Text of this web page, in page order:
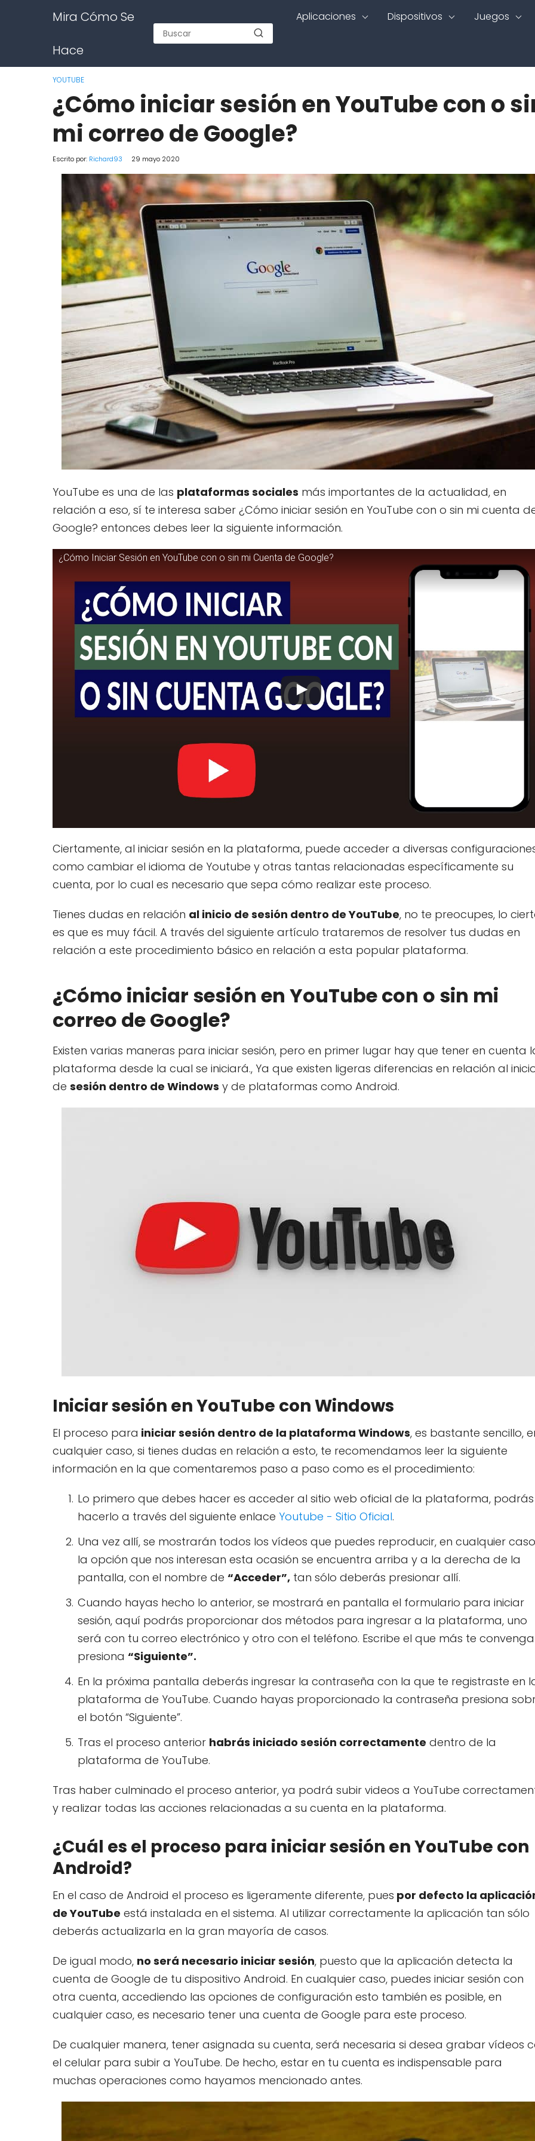
Mira Cómo Se
Hace
Aplicaciones Dispositivos Juegos
YOUTUBE
¿Cómo iniciar sesión en YouTube con o
mi correo de Google?
Escrito por: Richard93 29 mayo 2020
YouTube es una de las plataformas sociales más importantes de la actualidad, en
relación a eso, sí te interesa saber ¿Cómo iniciar sesión en YouTube con o sin mi cuenta
Google? entonces debes leer la siguiente información.
¿Cómo Iniciar Sesión en YouTube con o sin mi Cuenta de Google?
Ciertamente, al iniciar sesión en la plataforma, puede acceder a diversas
como cambiar el idioma de Youtube y otras tantas relacionadas específicamente su
cuenta, por lo cual es necesario que sepa cómo realizar este proceso.
Tienes dudas en relación al inicio de sesión dentro de YouTube, no te preocupes, lo
es que es muy fácil. A través del siguiente artículo trataremos de resolver tus dudas en
relación a este procedimiento básico en relación a esta popular plataforma.
¿Cómo iniciar sesión en YouTube con o sin mi
correo de Google?
Existen varias maneras para iniciar sesión, pero en primer lugar hay que tener en cuenta
plataforma desde la cual se iniciará., Ya que existen ligeras diferencias en relación al
de sesión dentro de Windows y de plataformas como Android.
Iniciar sesión en YouTube con Windows
El proceso para iniciar sesión dentro de la plataforma Windows, es bastante sencillo,
cualquier caso, si tienes dudas en relación a esto, te recomendamos leer la siguiente
información en la que comentaremos paso a paso como es el procedimiento:
Lo primero que debes hacer es acceder al sitio web oficial de la plataforma, podrás
hacerlo a través del siguiente enlace Youtube - Sitio Oficial.
Una vez allí, se mostrarán todos los vídeos que puedes reproducir, en cualquier
la opción que nos interesan esta ocasión se encuentra arriba y a la derecha de la
pantalla, con el nombre de “Acceder”, tan sólo deberás presionar allí.
Cuando hayas hecho lo anterior, se mostrará en pantalla el formulario para iniciar
sesión, aquí podrás proporcionar dos métodos para ingresar a la plataforma, uno
será con tu correo electrónico y otro con el teléfono. Escribe el que más te
presiona “Siguiente”.
En la próxima pantalla deberás ingresar la contraseña con la que te registraste en
plataforma de YouTube. Cuando hayas proporcionado la contraseña presiona
el botón “Siguiente”.
Tras el proceso anterior habrás iniciado sesión correctamente dentro de la
plataforma de YouTube.
Tras haber culminado el proceso anterior, ya podrá subir videos a YouTube
y realizar todas las acciones relacionadas a su cuenta en la plataforma.
¿Cuál es el proceso para iniciar sesión en YouTube con
Android?
En el caso de Android el proceso es ligeramente diferente, pues por defecto la
de YouTube está instalada en el sistema. Al utilizar correctamente la aplicación tan sólo
deberás actualizarla en la gran mayoría de casos.
De igual modo, no será necesario iniciar sesión, puesto que la aplicación detecta la
cuenta de Google de tu dispositivo Android. En cualquier caso, puedes iniciar sesión con
otra cuenta, accediendo las opciones de configuración esto también es posible, en
cualquier caso, es necesario tener una cuenta de Google para este proceso.
De cualquier manera, tener asignada su cuenta, será necesaria si desea grabar vídeos
el celular para subir a YouTube. De hecho, estar en tu cuenta es indispensable para
muchas operaciones como hayamos mencionado antes.